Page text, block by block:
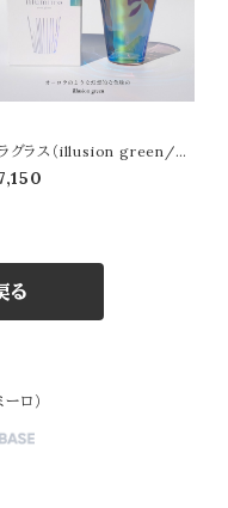
グラス（illusion green/イ
ージョングリーン）
る
ロ）